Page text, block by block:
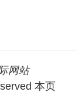
网站
本页